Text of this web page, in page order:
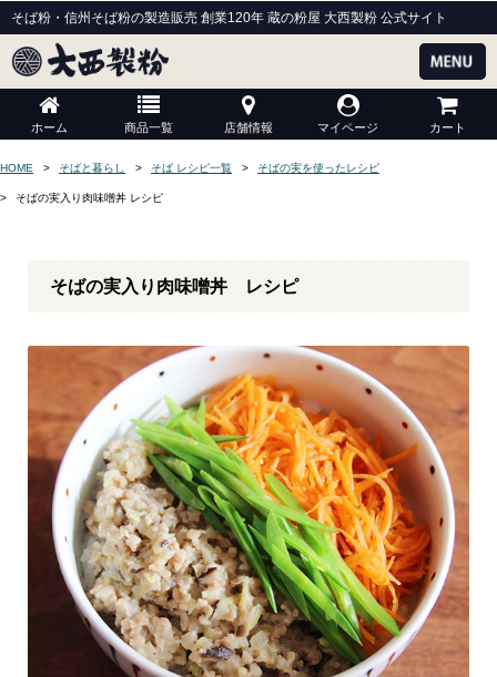
そば粉・信州そば粉の製造販売 創業120年 蔵の粉屋 大西製粉 公式サイト
ホーム 商品一覧 店舗情報 マイページ カート
HOME そばと暮らし そば レシピ一覧 そばの実を使ったレシピ
そばの実入り肉味噌丼 レシピ
そばの実入り肉味噌丼 レシピ